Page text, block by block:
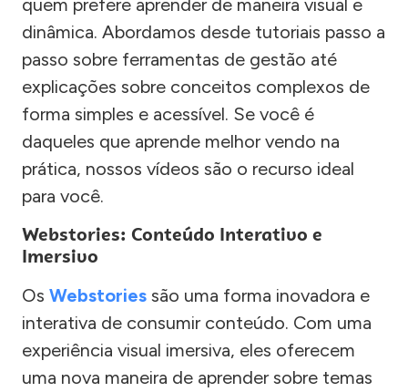
quem prefere aprender de maneira visual e
dinâmica. Abordamos desde tutoriais passo a
passo sobre ferramentas de gestão até
explicações sobre conceitos complexos de
forma simples e acessível. Se você é
daqueles que aprende melhor vendo na
prática, nossos vídeos são o recurso ideal
para você.
Webstories: Conteúdo Interativo e
Imersivo
Os Webstories são uma forma inovadora e
interativa de consumir conteúdo. Com uma
experiência visual imersiva, eles oferecem
uma nova maneira de aprender sobre temas